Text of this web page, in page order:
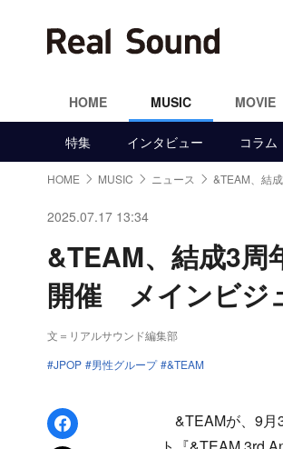
HOME MUSIC MOVIE
特集 インタビュー コラム
HOME MUSIC ニュース &TEAM、結
2025.07.17 13:34
&TEAM、結成3周
開催 メインビジ
文＝リアルサウンド編集部
JPOP
男性グループ &TEAM
Facebookでシェア&TEAMが、9月